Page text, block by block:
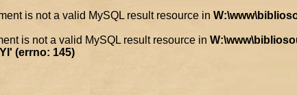
is not a valid MySQL result resource in
is not a valid MySQL result resource in
(errno: 145)